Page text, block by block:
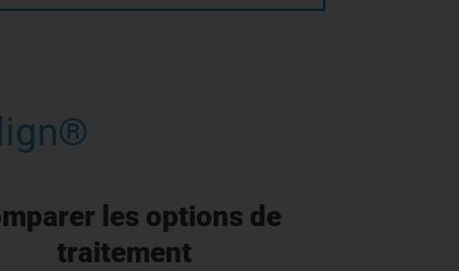
les options de
traitement